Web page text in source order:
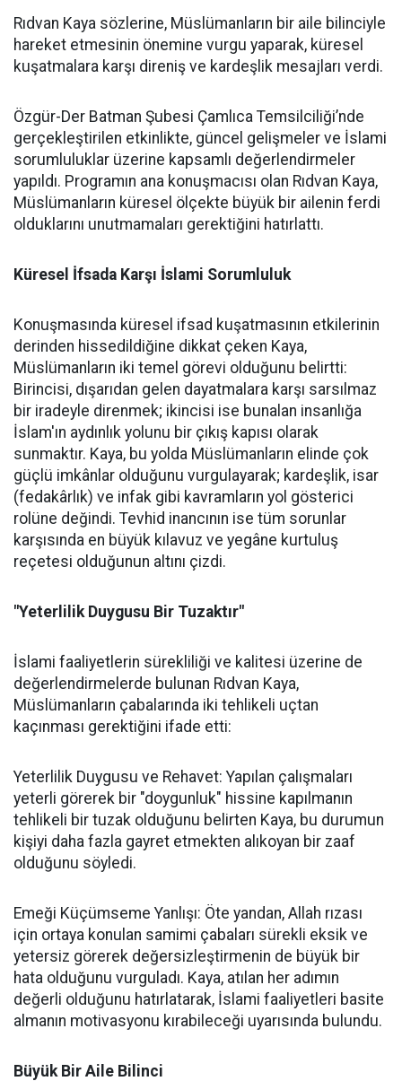
Rıdvan Kaya sözlerine, Müslümanların bir aile bilinciyle
hareket etmesinin önemine vurgu yaparak, küresel
kuşatmalara karşı direniş ve kardeşlik mesajları verdi.
Özgür-Der Batman Şubesi Çamlıca Temsilciliği’nde
gerçekleştirilen etkinlikte, güncel gelişmeler ve İslami
sorumluluklar üzerine kapsamlı değerlendirmeler
yapıldı. Programın ana konuşmacısı olan Rıdvan Kaya,
Müslümanların küresel ölçekte büyük bir ailenin ferdi
olduklarını unutmamaları gerektiğini hatırlattı.
Küresel İfsada Karşı İslami Sorumluluk
Konuşmasında küresel ifsad kuşatmasının etkilerinin
derinden hissedildiğine dikkat çeken Kaya,
Müslümanların iki temel görevi olduğunu belirtti:
Birincisi, dışarıdan gelen dayatmalara karşı sarsılmaz
bir iradeyle direnmek; ikincisi ise bunalan insanlığa
İslam'ın aydınlık yolunu bir çıkış kapısı olarak
sunmaktır. Kaya, bu yolda Müslümanların elinde çok
güçlü imkânlar olduğunu vurgulayarak; kardeşlik, isar
(fedakârlık) ve infak gibi kavramların yol gösterici
rolüne değindi. Tevhid inancının ise tüm sorunlar
karşısında en büyük kılavuz ve yegâne kurtuluş
reçetesi olduğunun altını çizdi.
"Yeterlilik Duygusu Bir Tuzaktır"
İslami faaliyetlerin sürekliliği ve kalitesi üzerine de
değerlendirmelerde bulunan Rıdvan Kaya,
Müslümanların çabalarında iki tehlikeli uçtan
kaçınması gerektiğini ifade etti:
Yeterlilik Duygusu ve Rehavet: Yapılan çalışmaları
yeterli görerek bir "doygunluk" hissine kapılmanın
tehlikeli bir tuzak olduğunu belirten Kaya, bu durumun
kişiyi daha fazla gayret etmekten alıkoyan bir zaaf
olduğunu söyledi.
Emeği Küçümseme Yanlışı: Öte yandan, Allah rızası
için ortaya konulan samimi çabaları sürekli eksik ve
yetersiz görerek değersizleştirmenin de büyük bir
hata olduğunu vurguladı. Kaya, atılan her adımın
değerli olduğunu hatırlatarak, İslami faaliyetleri basite
almanın motivasyonu kırabileceği uyarısında bulundu.
Büyük Bir Aile Bilinci